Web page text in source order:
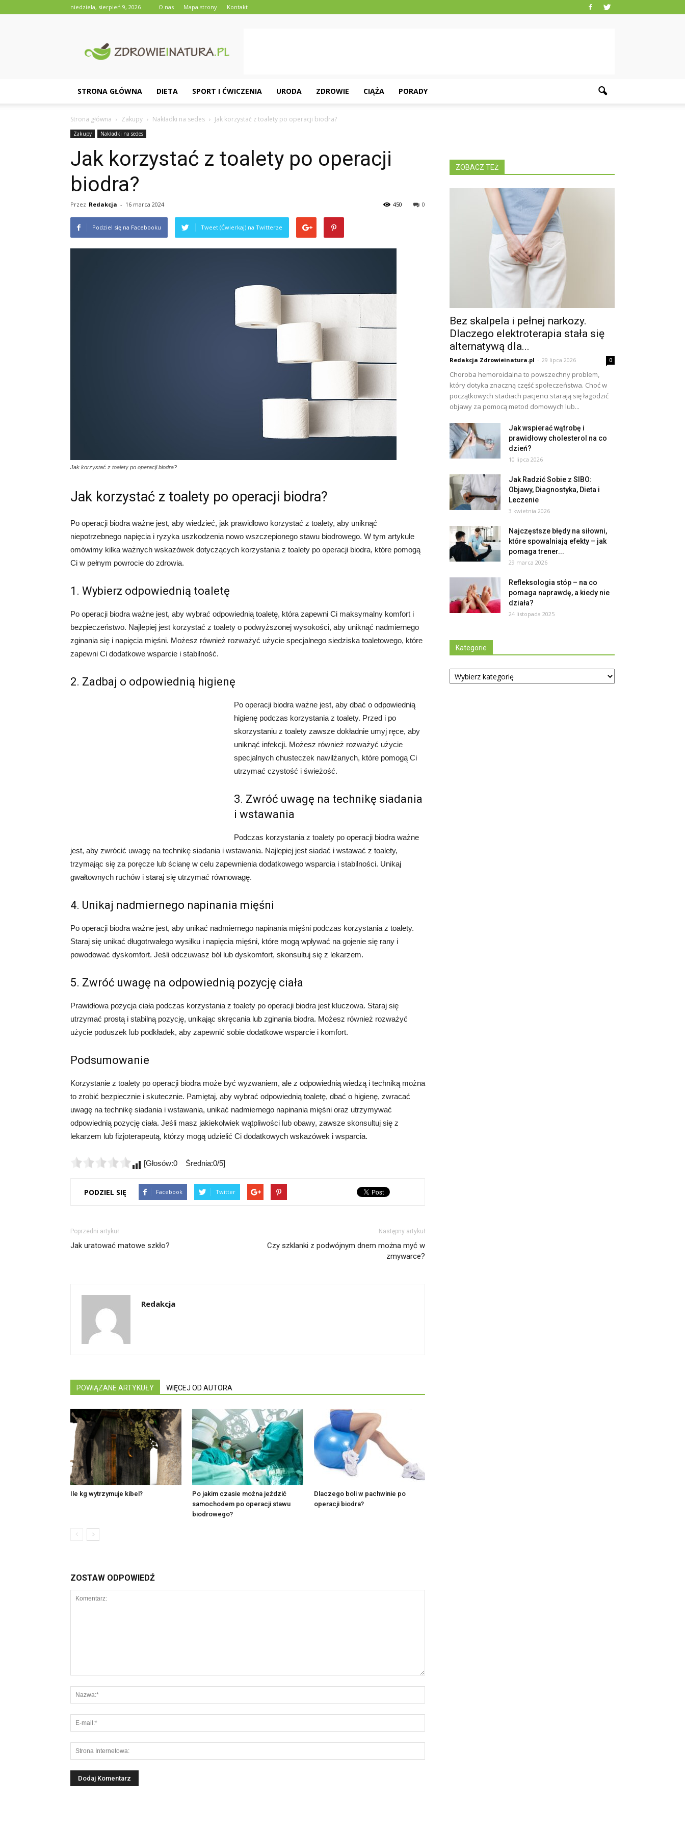
niedziela, sierpień 9, 2026 O nas Mapa strony Kontakt
STRONA GŁÓWNA DIETA SPORT I ĆWICZENIA URODA ZDROWIE CIĄŻA PORADY
Strona główna Zakupy Nakładki na sedes Jak korzystać z toalety po operacji biodra?
Zakupy Nakładki na sedes
Jak korzystać z toalety po operacji
biodra?
Przez Redakcja - 16 marca 2024 0
450
Podziel się na Facebooku Tweet (Ćwierkaj) na Twitterze
Jak korzystać z toalety po operacji biodra?
Jak korzystać z toalety po operacji biodra?
Po operacji biodra ważne jest, aby wiedzieć, jak prawidłowo korzystać z toalety, aby uniknąć
niepotrzebnego napięcia i ryzyka uszkodzenia nowo wszczepionego stawu biodrowego. W tym artykule
omówimy kilka ważnych wskazówek dotyczących korzystania z toalety po operacji biodra, które pomogą
Ci w pełnym powrocie do zdrowia.
1. Wybierz odpowiednią toaletę
Po operacji biodra ważne jest, aby wybrać odpowiednią toaletę, która zapewni Ci maksymalny komfort i
bezpieczeństwo. Najlepiej jest korzystać z toalety o podwyższonej wysokości, aby uniknąć nadmiernego
zginania się i napięcia mięśni. Możesz również rozważyć użycie specjalnego siedziska toaletowego, które
zapewni Ci dodatkowe wsparcie i stabilność.
2. Zadbaj o odpowiednią higienę
Po operacji biodra ważne jest, aby dbać o odpowiednią
higienę podczas korzystania z toalety. Przed i po
skorzystaniu z toalety zawsze dokładnie umyj ręce, aby
uniknąć infekcji. Możesz również rozważyć użycie
specjalnych chusteczek nawilżanych, które pomogą Ci
utrzymać czystość i świeżość.
3. Zwróć uwagę na technikę siadania
i wstawania
Podczas korzystania z toalety po operacji biodra ważne
jest, aby zwrócić uwagę na technikę siadania i wstawania. Najlepiej jest siadać i wstawać z toalety,
trzymając się za poręcze lub ścianę w celu zapewnienia dodatkowego wsparcia i stabilności. Unikaj
gwałtownych ruchów i staraj się utrzymać równowagę.
4. Unikaj nadmiernego napinania mięśni
Po operacji biodra ważne jest, aby unikać nadmiernego napinania mięśni podczas korzystania z toalety.
Staraj się unikać długotrwałego wysiłku i napięcia mięśni, które mogą wpływać na gojenie się rany i
powodować dyskomfort. Jeśli odczuwasz ból lub dyskomfort, skonsultuj się z lekarzem.
5. Zwróć uwagę na odpowiednią pozycję ciała
Prawidłowa pozycja ciała podczas korzystania z toalety po operacji biodra jest kluczowa. Staraj się
utrzymać prostą i stabilną pozycję, unikając skręcania lub zginania biodra. Możesz również rozważyć
użycie poduszek lub podkładek, aby zapewnić sobie dodatkowe wsparcie i komfort.
Podsumowanie
Korzystanie z toalety po operacji biodra może być wyzwaniem, ale z odpowiednią wiedzą i techniką można
to zrobić bezpiecznie i skutecznie. Pamiętaj, aby wybrać odpowiednią toaletę, dbać o higienę, zwracać
uwagę na technikę siadania i wstawania, unikać nadmiernego napinania mięśni oraz utrzymywać
odpowiednią pozycję ciała. Jeśli masz jakiekolwiek wątpliwości lub obawy, zawsze skonsultuj się z
lekarzem lub fizjoterapeutą, którzy mogą udzielić Ci dodatkowych wskazówek i wsparcia.
[Głosów:0 Średnia:0/5]
PODZIEL SIĘ Facebook Twitter
Poprzedni artykuł
Jak uratować matowe szkło?
Następny artykuł
Czy szklanki z podwójnym dnem można myć w
zmywarce?
Redakcja
POWIĄZANE ARTYKUŁY WIĘCEJ OD AUTORA
Ile kg wytrzymuje kibel?
Po jakim czasie można jeździć
samochodem po operacji stawu
biodrowego?
Dlaczego boli w pachwinie po
operacji biodra?
ZOSTAW ODPOWIEDŹ
ZOBACZ TEŻ
Bez skalpela i pełnej narkozy.
Dlaczego elektroterapia stała się
alternatywą dla...
Redakcja Zdrowieinatura.pl - 29 lipca 2026 0
Choroba hemoroidalna to powszechny problem,
który dotyka znaczną część społeczeństwa. Choć w
początkowych stadiach pacjenci starają się łagodzić
objawy za pomocą metod domowych lub...
Jak wspierać wątrobę i
prawidłowy cholesterol na co
dzień?
10 lipca 2026
Jak Radzić Sobie z SIBO:
Objawy, Diagnostyka, Dieta i
Leczenie
3 kwietnia 2026
Najczęstsze błędy na siłowni,
które spowalniają efekty – jak
pomaga trener...
29 marca 2026
Refleksologia stóp – na co
pomaga naprawdę, a kiedy nie
działa?
24 listopada 2025
Kategorie
Kategorie